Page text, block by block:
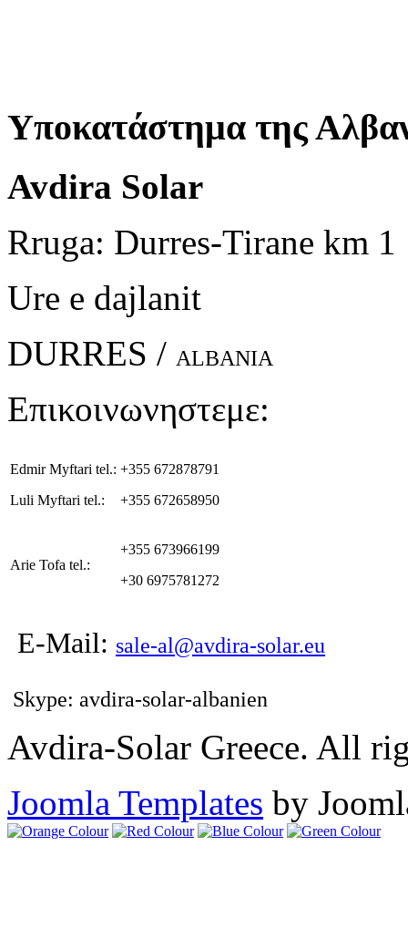
Υποκατάστημα της
Avdira Solar
Rruga: Durres-Tirane km 1
Ure e dajlanit
DURRES / ALBANIA
Επικοινωνηστεμε:
Edmir Myftari tel.:
Luli Myftari tel.:
+355 672878791
+355 672658950
Arie Tofa tel.:
+355 673966199
+30 6975781272
E-Mail: sale-al@avdira-solar.eu
Skype: avdira-solar-albanien
Avdira-Solar Greece. All
Joomla Templates by